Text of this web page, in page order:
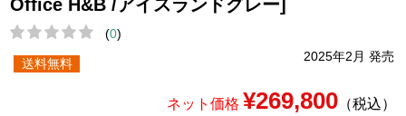
Office H&B /アイスランドグレー]
(0)
2025年2月 発売
送料無料
ネット価格 ¥269,800（税込）